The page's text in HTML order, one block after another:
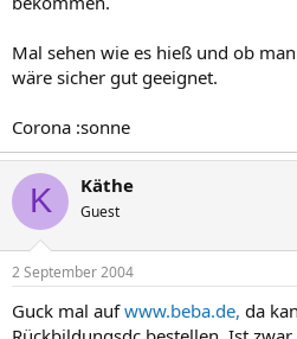
Mal sehen wie es hieß und ob
wäre sicher gut geeignet.
Corona :sonne
K Käthe
Guest
2 September 2004
Guck mal aufwww.beba.de, da